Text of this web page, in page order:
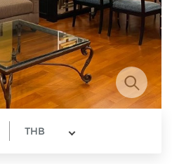
THB